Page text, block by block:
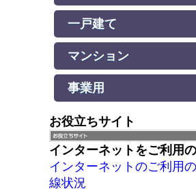
一戸建て
マンション
事業用
お役立ちサイト
インターネットをご利用
インターネットのご利用
線状況